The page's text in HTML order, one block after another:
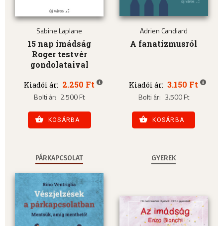
Sabine Laplane
15 nap imádság
Roger testvér
gondolataival
Kiadói ár: 2.250 Ft
Bolti ár: 2.500 Ft
KOSÁRBA
Adrien Candiard
A fanatizmusról
Kiadói ár: 3.150 Ft
Bolti ár: 3.500 Ft
KOSÁRBA
PÁRKAPCSOLAT GYEREK